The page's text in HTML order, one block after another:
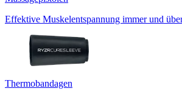
Effektive Muskelentspannung immer und
Thermobandagen